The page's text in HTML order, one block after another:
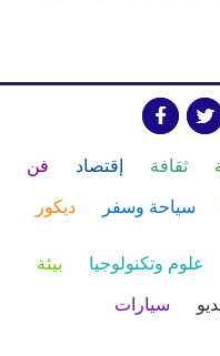
ثقافة إقتصاد فن
سياحة وسفر ديكور
علوم وتكنولوجيا بيئة
سيارات